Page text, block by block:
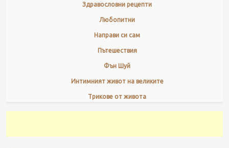
Здравословни рецепти
Любопитни
Направи си сам
Пътешествия
Фън Шуй
Интимният живот на великите
Трикове от живота